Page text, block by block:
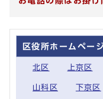
区役所ホームペー
北区 上京区
山科区 下京区